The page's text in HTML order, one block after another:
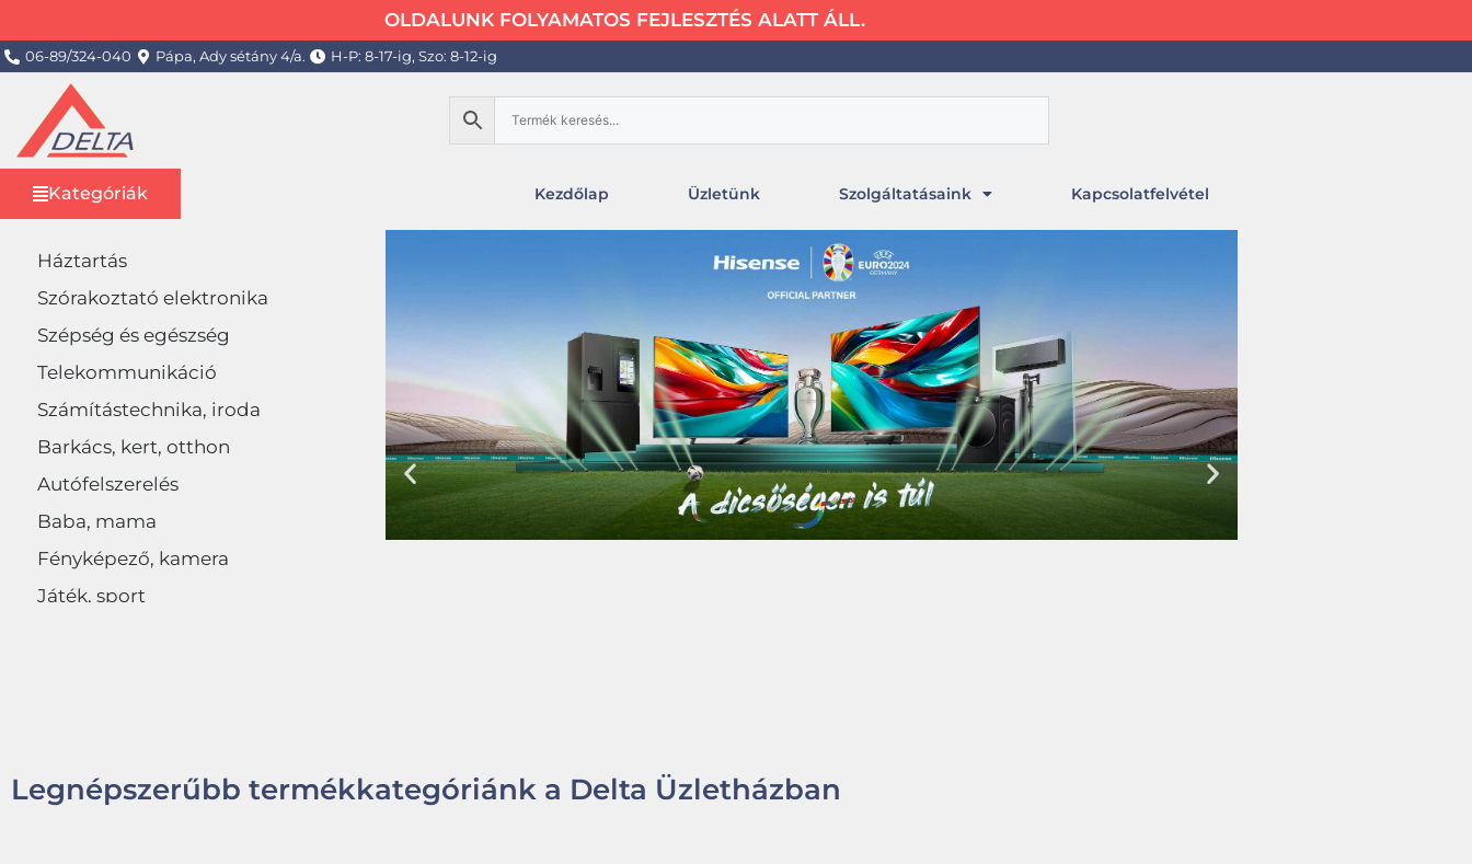
OLDALUNK FOLYAMATOS FEJLESZTÉS ALATT ÁLL.
06-89/324-040 Pápa, Ady sétány 4/a. H-P: 8-17-ig, Szo: 8-12-ig
Kategóriák Kezdőlap Üzletünk Szolgáltatásaink Kapcsolatfelvétel
Háztartás
Szórakoztató elektronika
Szépség és egészség
Telekommunikáció
Számítástechnika, iroda
Barkács, kert, otthon
Autófelszerelés
Baba, mama
Fényképező, kamera
Játék, sport
Legnépszerűbb termékkategóriánk a Delta Üzletházban